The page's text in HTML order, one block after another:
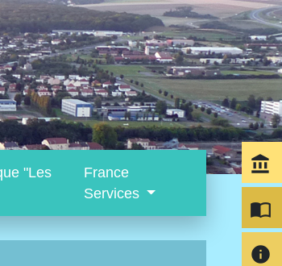
"Les
France
Services
account_balance
import_contacts
info